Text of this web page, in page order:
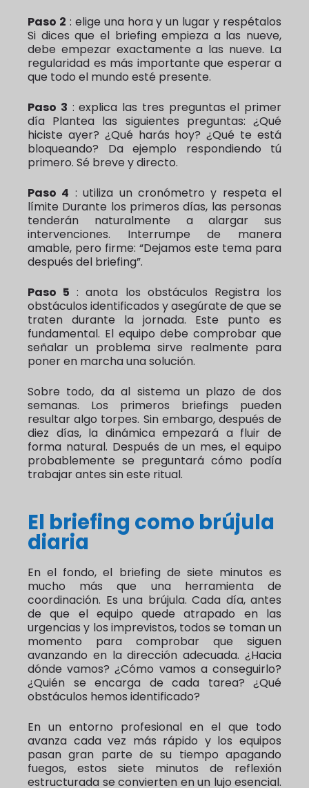
Paso 2 : elige una hora y un lugar y respétalos
Si dices que el briefing empieza a las nueve,
debe empezar exactamente a las nueve. La
regularidad es más importante que esperar a
que todo el mundo esté presente.
Paso 3 : explica las tres preguntas el primer
día Plantea las siguientes preguntas: ¿Qué
hiciste ayer? ¿Qué harás hoy? ¿Qué te está
bloqueando? Da ejemplo respondiendo tú
primero. Sé breve y directo.
Paso 4 : utiliza un cronómetro y respeta el
límite Durante los primeros días, las personas
tenderán naturalmente a alargar sus
intervenciones. Interrumpe de manera
amable, pero firme: “Dejamos este tema para
después del briefing”.
Paso 5 : anota los obstáculos Registra los
obstáculos identificados y asegúrate de que se
traten durante la jornada. Este punto es
fundamental. El equipo debe comprobar que
señalar un problema sirve realmente para
poner en marcha una solución.
Sobre todo, da al sistema un plazo de dos
semanas. Los primeros briefings pueden
resultar algo torpes. Sin embargo, después de
diez días, la dinámica empezará a fluir de
forma natural. Después de un mes, el equipo
probablemente se preguntará cómo podía
trabajar antes sin este ritual.
El briefing como brújula
diaria
En el fondo, el briefing de siete minutos es
mucho más que una herramienta de
coordinación. Es una brújula. Cada día, antes
de que el equipo quede atrapado en las
urgencias y los imprevistos, todos se toman un
momento para comprobar que siguen
avanzando en la dirección adecuada. ¿Hacia
dónde vamos? ¿Cómo vamos a conseguirlo?
¿Quién se encarga de cada tarea? ¿Qué
obstáculos hemos identificado?
En un entorno profesional en el que todo
avanza cada vez más rápido y los equipos
pasan gran parte de su tiempo apagando
fuegos, estos siete minutos de reflexión
estructurada se convierten en un lujo esencial.